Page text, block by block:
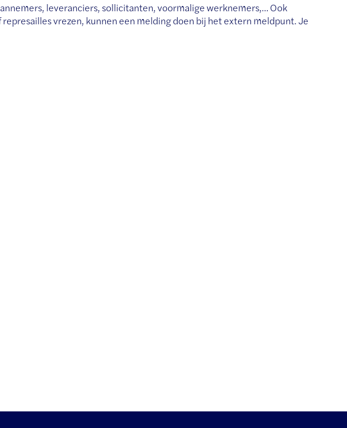
leveranciers, sollicitanten, voormalige werknemers,… Ook
vrezen, kunnen een melding doen bij het extern meldpunt. Je